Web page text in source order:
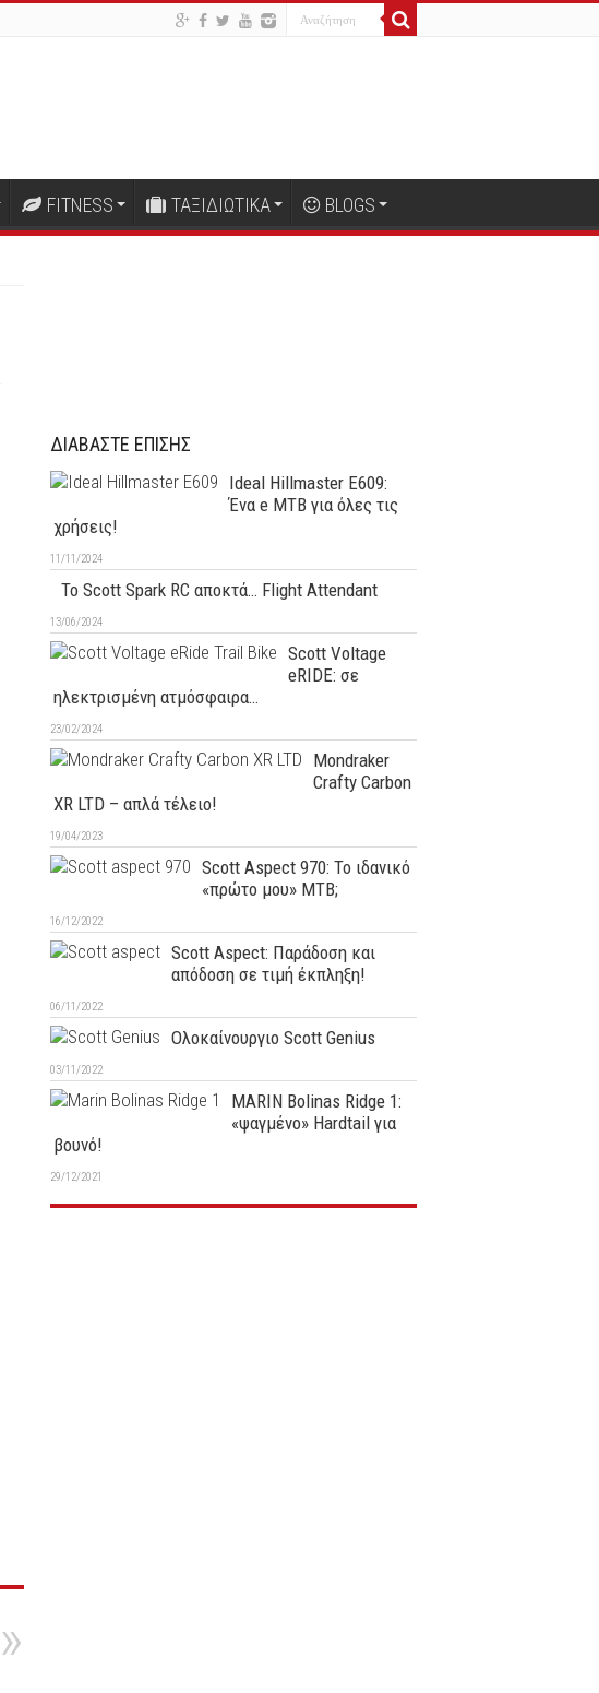
FITNESS ΤΑΞΙΔΙΩΤΙΚΑ BLOGS
ΔΙΑΒΑΣΤΕ ΕΠΙΣΗΣ
Ideal Hillmaster E609:
Ένα e MTB για όλες τις
χρήσεις!
11/11/2024
Το Scott Spark RC αποκτά… Flight Attendant
13/06/2024
Scott Voltage
eRIDE: σε
ηλεκτρισμένη ατμόσφαιρα…
23/02/2024
Mondraker
Crafty Carbon
XR LTD – απλά τέλειο!
19/04/2023
Scott Aspect 970: To ιδανικό
«πρώτο μου» ΜΤΒ;
16/12/2022
Scott Aspect: Παράδοση και
απόδοση σε τιμή έκπληξη!
06/11/2022
Ολοκαίνουργιο Scott Genius
03/11/2022
MARIN Bolinas Ridge 1:
«ψαγμένο» Hardtail για
βουνό!
29/12/2021